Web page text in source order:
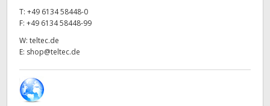
New Zealand
Norway
T: +49 6134 58448-0
F: +49 6134 58448-99
W: teltec.de
E: shop@teltec.de